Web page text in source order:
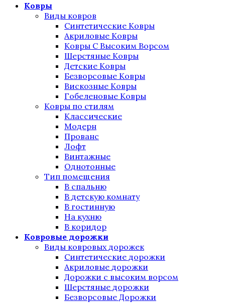
Ковры
Виды ковров
Синтетические Ковры
Акриловые Ковры
Ковры С Высоким Ворсом
Шерстяные Ковры
Детские Ковры
Безворсовые Ковры
Вискозные Ковры
Гобеленовые Ковры
Ковры по стилям
Классические
Модерн
Прованс
Лофт
Винтажные
Однотонные
Тип помещения
В спальню
В детскую комнату
В гостинную
На кухню
В коридор
Ковровые дорожки
Виды ковровых дорожек
Синтетические дорожки
Акриловые дорожки
Дорожки с высоким ворсом
Шерстяные дорожки
Безворсовые Дорожки